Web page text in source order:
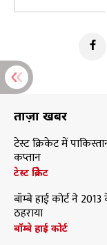
ताज़ा खबरें
टेस्ट क्रिकेट में
कप्तान
टेस्ट क्रिकेट
बॉम्बे हाई कोर्ट ने
ठहराया
बॉम्बे हाई कोर्ट